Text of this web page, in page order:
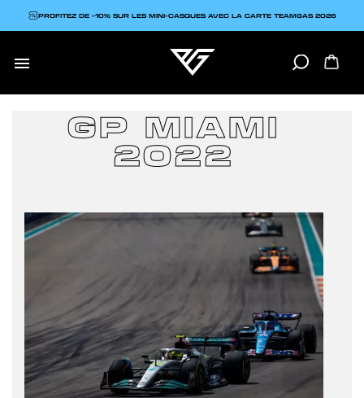

PROFITEZ DE -10% SUR LES MINI-CASQUES AVEC LA CARTE TEAMGAS 2026
GP MIAMI
2022